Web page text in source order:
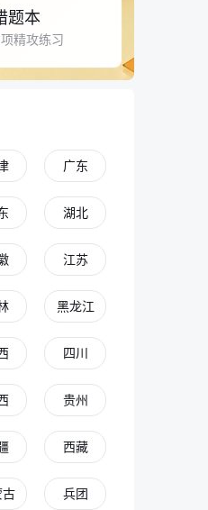
题本
精攻练习
广东
湖北
江苏
黑龙江
四川
贵州
西藏
古 兵团